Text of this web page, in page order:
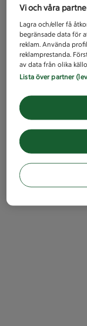
Vi och våra
Lagra och/eller få
begränsade data för
reklam. Använda
reklamprestanda.
av data från olika
Lista över partner